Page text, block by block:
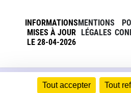
Tout accepter Tout
INFORMATIONS
MISES À JOUR
LE 28-04-2026
MENTIONS
LÉGALES